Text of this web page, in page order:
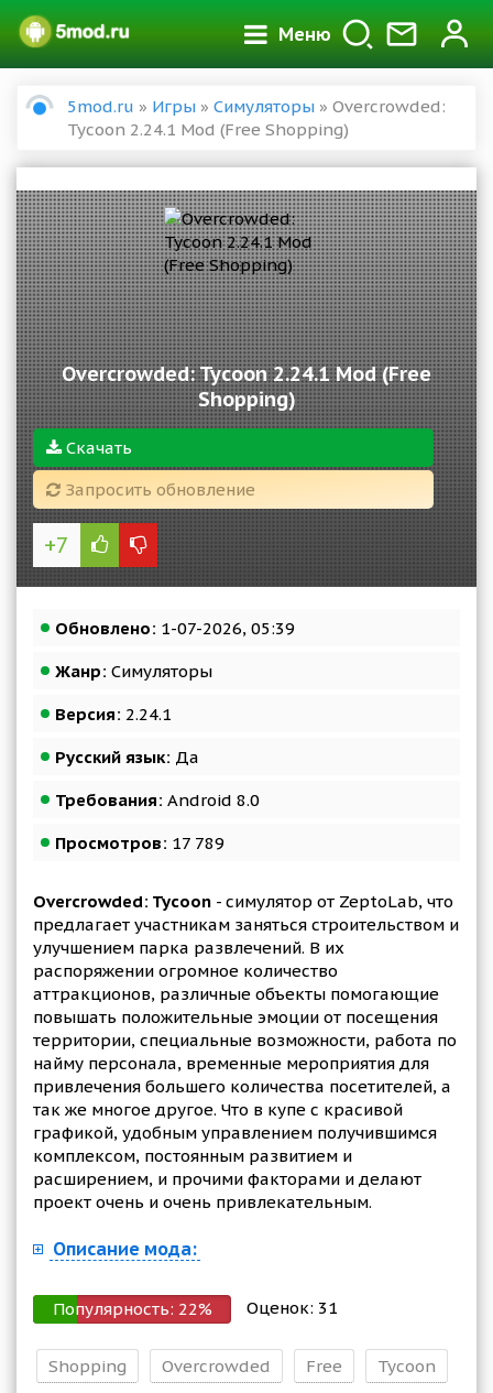
Меню
5mod.ru » Игры » Симуляторы » Overcrowded:
Tycoon 2.24.1 Mod (Free Shopping)
Overcrowded: Tycoon 2.24.1 Mod (Free
Shopping)
Скачать
Запросить обновление
+7
Обновлено: 1-07-2026, 05:39
Жанр: Симуляторы
Версия: 2.24.1
Русский язык: Да
Требования: Android 8.0
Просмотров: 17 789
Overcrowded: Tycoon - симулятор от ZeptoLab, что
предлагает участникам заняться строительством и
улучшением парка развлечений. В их
распоряжении огромное количество
аттракционов, различные объекты помогающие
повышать положительные эмоции от посещения
территории, специальные возможности, работа по
найму персонала, временные мероприятия для
привлечения большего количества посетителей, а
так же многое другое. Что в купе с красивой
графикой, удобным управлением получившимся
комплексом, постоянным развитием и
расширением, и прочими факторами и делают
проект очень и очень привлекательным.
Описание мода:
Популярность: 22% Оценок: 31
Shopping Overcrowded Free Tycoon